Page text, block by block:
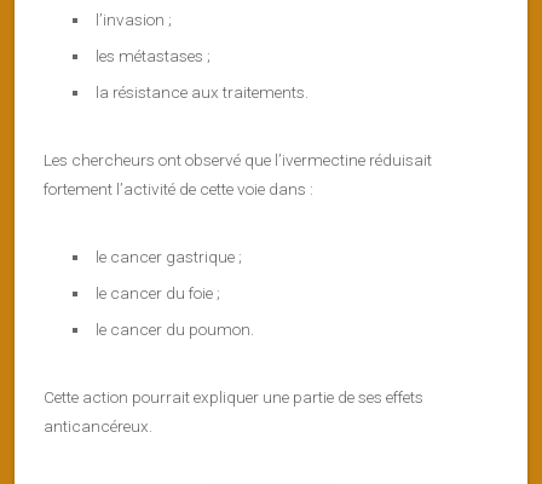
l’invasion ;
les métastases ;
la résistance aux traitements.
Les chercheurs ont observé que l’ivermectine réduisait
fortement l’activité de cette voie dans :
le cancer gastrique ;
le cancer du foie ;
le cancer du poumon.
Cette action pourrait expliquer une partie de ses effets
anticancéreux.